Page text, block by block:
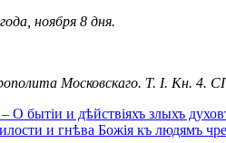
ноября 8 дня.
Московскаго. Т. I. Кн. 4.
бытіи и дѣйствіяхъ злыхъ
и гнѣва Божія къ людямъ